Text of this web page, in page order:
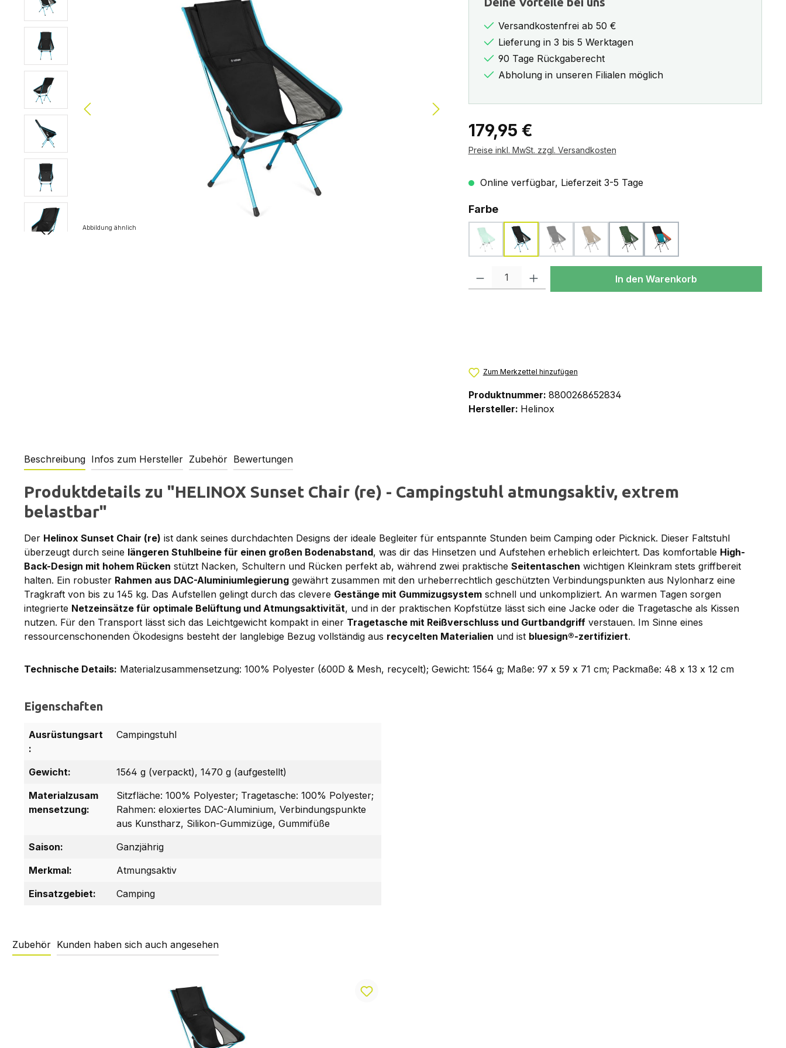
Abbildung ähnlich
Versandkostenfrei ab 50 €
Lieferung in 3 bis 5 Werktagen
90 Tage Rückgaberecht
Abholung in unseren Filialen möglich
Regulärer Preis:
179,95 €
Preise inkl. MwSt. zzgl. Versandkosten
Online verfügbar, Lieferzeit 3-5 Tage
Farbeauswählen
biscay green
(Diese Option ist zurzeit nicht verfügbar.)
black blackout edition
(Diese Option ist zurzeit nicht verfügbar.)
coyote tan
(Diese Option ist zurzeit nicht verfügbar.)
forest greenheritage multi block
Produkt Anzahl: Gib den gewünschten Wert ein oder benutze die Schaltflächen
In den Warenkorb
Zum Merkzettel hinzufügen
Produktnummer: 8800268652834
Hersteller: Helinox
Beschreibung Infos zum Hersteller Zubehör Bewertungen
Produktdetails zu "HELINOX Sunset Chair (re) - Campingstuhl atmungsaktiv, extrem
belastbar"
Der Helinox Sunset Chair (re) ist dank seines durchdachten Designs der ideale Begleiter für entspannte Stunden beim Camping oder Picknick. Dieser Faltstuhl
überzeugt durch seine längeren Stuhlbeine für einen großen Bodenabstand, was dir das Hinsetzen und Aufstehen erheblich erleichtert. Das komfortable High-
Back-Design mit hohem Rücken stützt Nacken, Schultern und Rücken perfekt ab, während zwei praktische Seitentaschen wichtigen Kleinkram stets griffbereit
halten. Ein robuster Rahmen aus DAC-Aluminiumlegierung gewährt zusammen mit den urheberrechtlich geschützten Verbindungspunkten aus Nylonharz eine
Tragkraft von bis zu 145 kg. Das Aufstellen gelingt durch das clevere Gestänge mit Gummizugsystem schnell und unkompliziert. An warmen Tagen sorgen
integrierte Netzeinsätze für optimale Belüftung und Atmungsaktivität, und in der praktischen Kopfstütze lässt sich eine Jacke oder die Tragetasche als Kissen
nutzen. Für den Transport lässt sich das Leichtgewicht kompakt in einer Tragetasche mit Reißverschluss und Gurtbandgriff verstauen. Im Sinne eines
ressourcenschonenden Ökodesigns besteht der langlebige Bezug vollständig aus recycelten Materialien und ist bluesign®-zertifiziert.
Technische Details: Materialzusammensetzung: 100% Polyester (600D & Mesh, recycelt); Gewicht: 1564 g; Maße: 97 x 59 x 71 cm; Packmaße: 48 x 13 x 12 cm
Eigenschaften
Ausrüstungsart
:
Campingstuhl
Gewicht:
1564 g (verpackt), 1470 g (aufgestellt)
Materialzusam
mensetzung:
Sitzfläche: 100% Polyester; Tragetasche: 100% Polyester;
Rahmen: eloxiertes DAC-Aluminium, Verbindungspunkte
aus Kunstharz, Silikon-Gummizüge, Gummifüße
Saison:
Ganzjährig
Merkmal:
Atmungsaktiv
Einsatzgebiet:
Camping
Zubehör Kunden haben sich auch angesehen